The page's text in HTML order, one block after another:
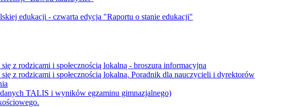
edukacji - czwarta edycja "Raportu o stanie edukacji"
z rodzicami i społecznością lokalną - broszura informacyjna
z rodzicami i społecznością lokalną. Poradnik dla nauczycieli i dyrektorów
TALIS i wyników egzaminu gimnazjalnego)